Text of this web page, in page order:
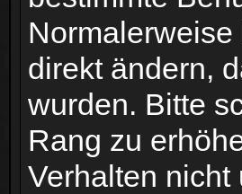
direkt ändern,
wurden. Bitte
Rang zu
Verhalten nicht